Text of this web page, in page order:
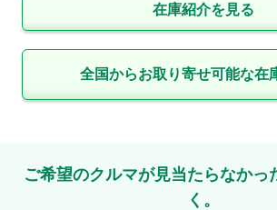
在庫紹介を見る
全国からお取り寄せ可能な在
ご希望のクルマが見当たらなかっ
く。